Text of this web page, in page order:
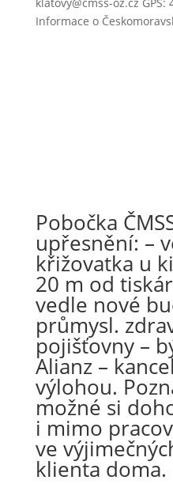
Informace o
Pobočka
upřesnění: –
křižovatka u
20 m od
vedle nové
průmysl.
pojišťovny –
Alianz –
výlohou.
možné si
i mimo
ve
klienta doma.